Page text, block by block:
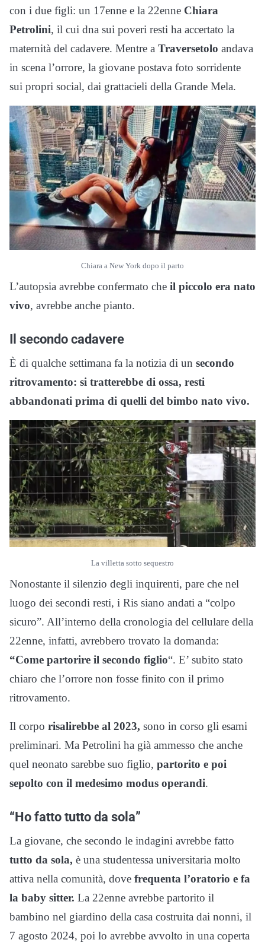
con i due figli: un 17enne e la 22enne Chiara
Petrolini, il cui dna sui poveri resti ha accertato la
maternità del cadavere. Mentre a Traversetolo andava
in scena l’orrore, la giovane postava foto sorridente
sui propri social, dai grattacieli della Grande Mela.
Chiara a New York dopo il parto
L’autopsia avrebbe confermato che il piccolo era nato
vivo, avrebbe anche pianto.
Il secondo cadavere
È di qualche settimana fa la notizia di un secondo
ritrovamento: si tratterebbe di ossa, resti
abbandonati prima di quelli del bimbo nato vivo.
La villetta sotto sequestro
Nonostante il silenzio degli inquirenti, pare che nel
luogo dei secondi resti, i Ris siano andati a “colpo
sicuro”. All’interno della cronologia del cellulare della
22enne, infatti, avrebbero trovato la domanda:
“Come partorire il secondo figlio“. E’ subito stato
chiaro che l’orrore non fosse finito con il primo
ritrovamento.
Il corpo risalirebbe al 2023, sono in corso gli esami
preliminari. Ma Petrolini ha già ammesso che anche
quel neonato sarebbe suo figlio, partorito e poi
sepolto con il medesimo modus operandi.
“Ho fatto tutto da sola”
La giovane, che secondo le indagini avrebbe fatto
tutto da sola, è una studentessa universitaria molto
attiva nella comunità, dove frequenta l’oratorio e fa
la baby sitter. La 22enne avrebbe partorito il
bambino nel giardino della casa costruita dai nonni, il
7 agosto 2024, poi lo avrebbe avvolto in una coperta